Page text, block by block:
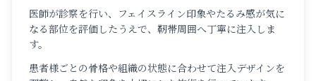
医師が診察を行い、フェイスライン印象やたるみ感が気に
なる部位を評価したうえで、靭帯周囲へ丁寧に注入しま
す。
患者様ごとの骨格や組織の状態に合わせて注入デザインを